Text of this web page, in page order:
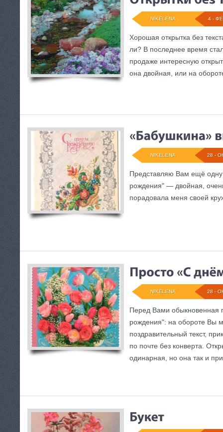
4 -
NIKELENA
Хорошая открытка без
ли? В последнее время
продаже интересную
она двойная, или на
28 -
NIKELENA
Представляю Вам ещё одну
рождения" — двойная,
порадовала меня своей
28 -
NIKELENA
Перед Вами обыкновенная
рождения": на обороте Вы
поздравительный текст,
по почте без конверта.
одинарная, но она так и